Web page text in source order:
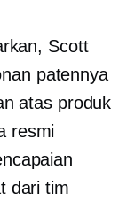
Scott
patennya
atas produk
resmi
dari tim